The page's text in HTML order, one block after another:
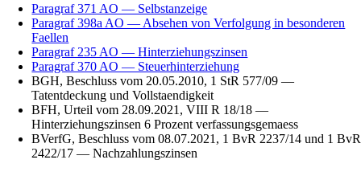
Paragraf 371 AO — Selbstanzeige
Paragraf 398a AO — Absehen von Verfolgung in besonderen
Faellen
Paragraf 235 AO — Hinterziehungszinsen
Paragraf 370 AO — Steuerhinterziehung
BGH, Beschluss vom 20.05.2010, 1 StR 577/09 —
Tatentdeckung und Vollstaendigkeit
BFH, Urteil vom 28.09.2021, VIII R 18/18 —
Hinterziehungszinsen 6 Prozent verfassungsgemaess
BVerfG, Beschluss vom 08.07.2021, 1 BvR 2237/14 und 1 BvR
2422/17 — Nachzahlungszinsen